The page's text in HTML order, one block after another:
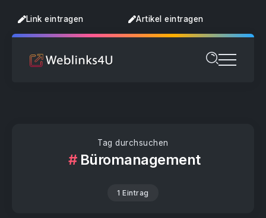
Link eintragen Artikel eintragen
Tag durchsuchen
Büromanagement
1 Eintrag